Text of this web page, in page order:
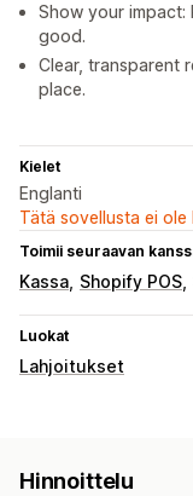
Show your impact:
good.
Clear, transparent
place.
Kielet
Englanti
Tätä sovellusta ei
Toimii seuraavan
Kassa Shopify POS
Luokat
Lahjoitukset
Hinnoittelu